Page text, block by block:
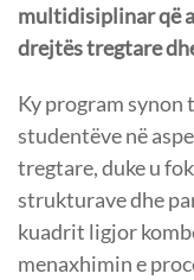
multidisiplinar që
drejtës tregtare
Ky program synon
studentëve në
tregtare, duke u
strukturave dhe
kuadrit ligjor
menaxhimin e